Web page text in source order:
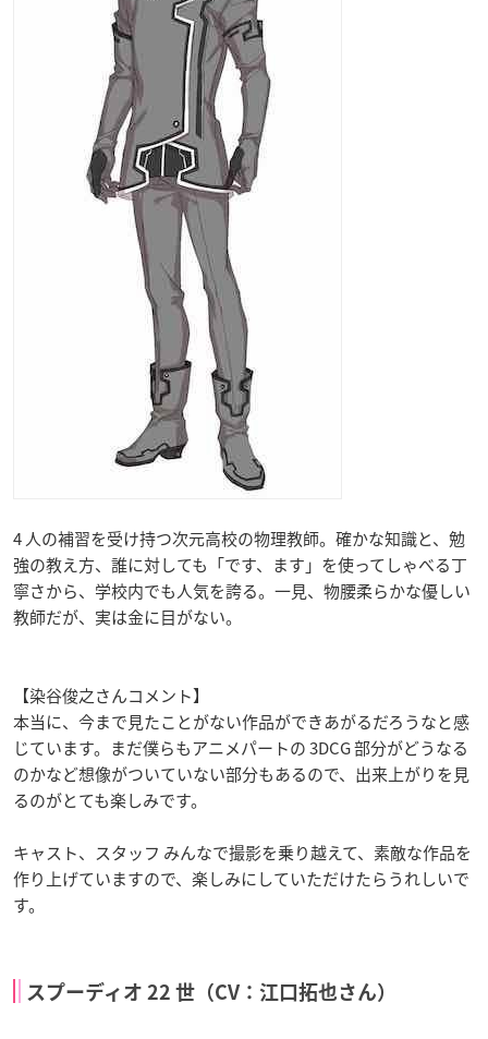
4 人の補習を受け持つ次元高校の物理教師。確かな知識と、勉
強の教え方、誰に対しても「です、ます」を使ってしゃべる丁
寧さから、学校内でも人気を誇る。一見、物腰柔らかな優しい
教師だが、実は金に目がない。
【染谷俊之さんコメント】
本当に、今まで見たことがない作品ができあがるだろうなと感
じています。まだ僕らもアニメパートの 3DCG 部分がどうなる
のかなど想像がついていない部分もあるので、出来上がりを見
るのがとても楽しみです。
キャスト、スタッフ みんなで撮影を乗り越えて、素敵な作品を
作り上げていますので、楽しみにしていただけたらうれしいで
す。
スプーディオ 22 世（CV：江口拓也さん）